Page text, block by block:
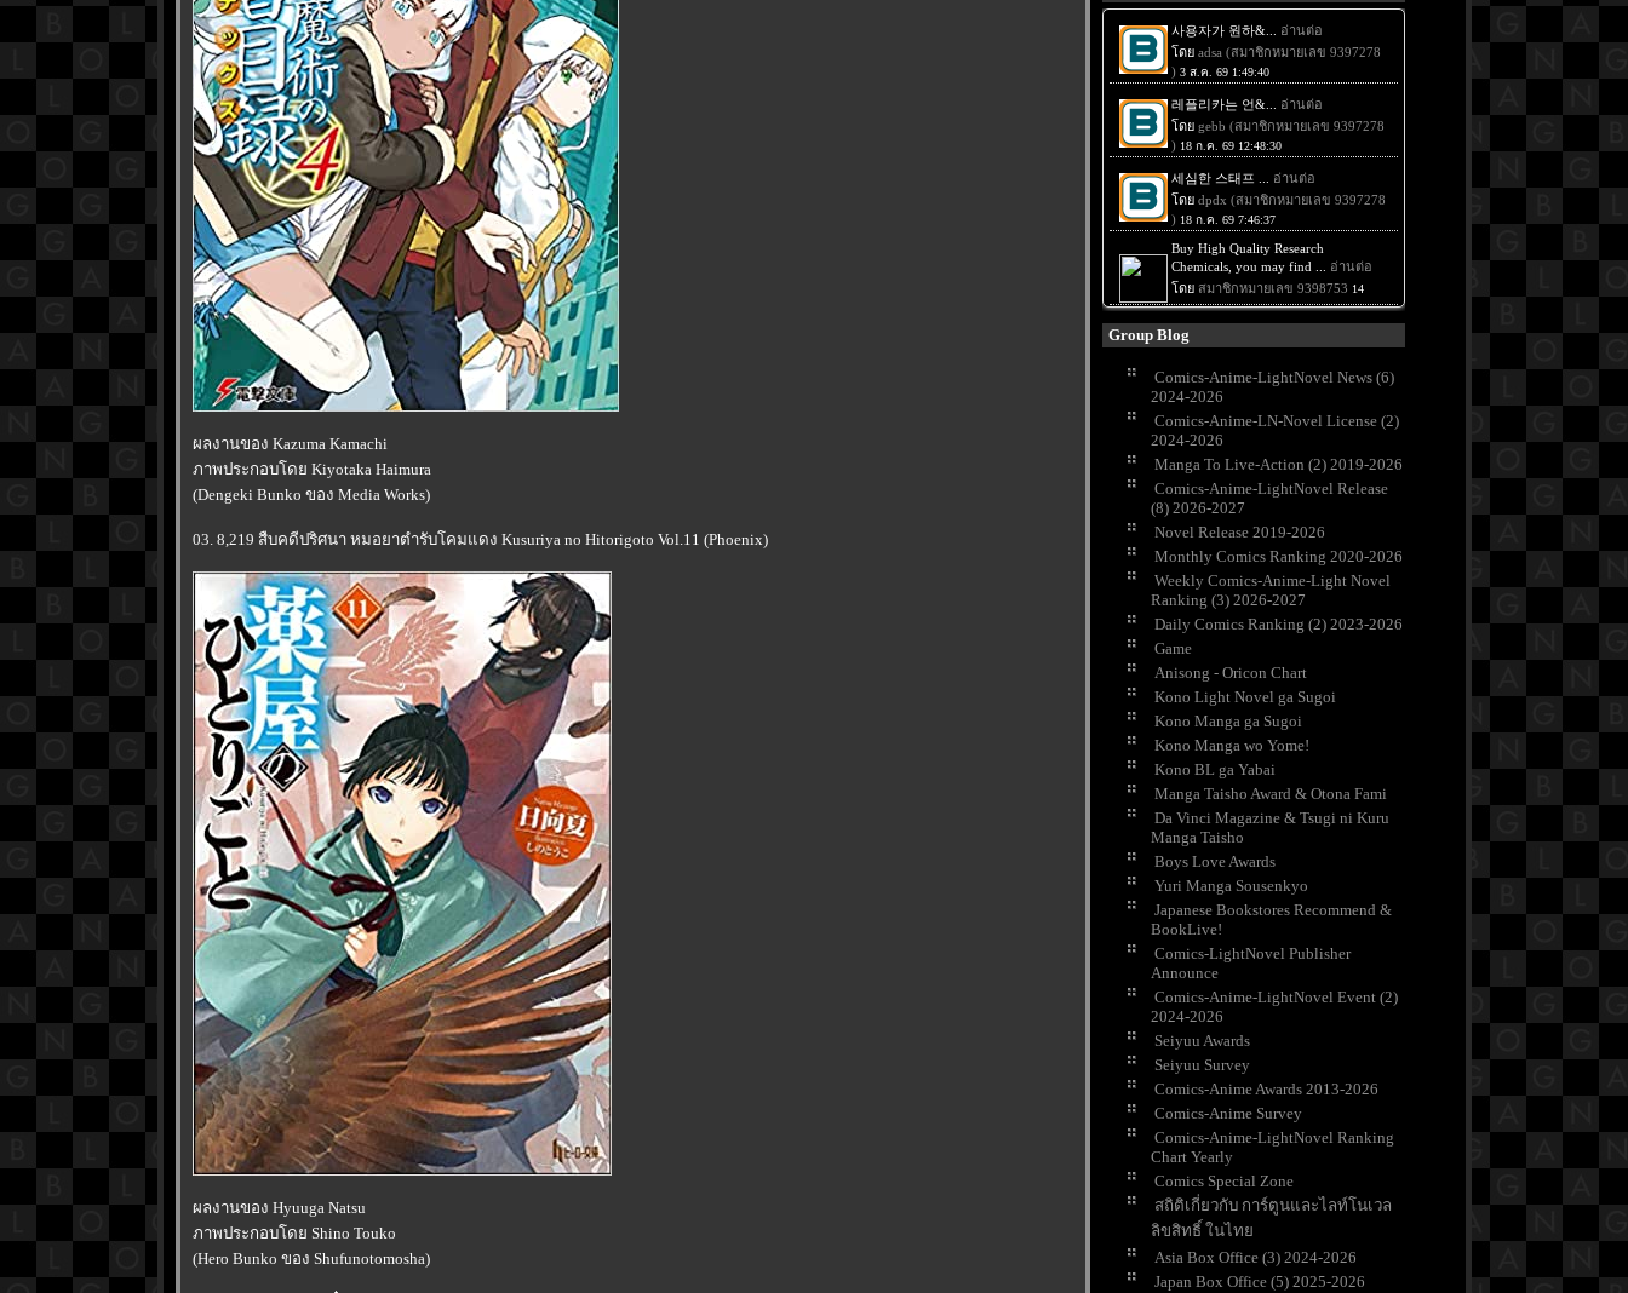
ผลงานของ Kazuma Kamachi
ภาพประกอบโดย Kiyotaka Haimura
(Dengeki Bunko ของ Media Works)
03. 8,219 สืบคดีปริศนา หมอยาตำรับโคมแดง Kusuriya no Hitorigoto Vol.11 (Phoenix)
ผลงานของ Hyuuga Natsu
ภาพประกอบโดย Shino Touko
(Hero Bunko ของ Shufunotomosha)
Group Blog
Comics-Anime-LightNovel News (6)
2024-2026
Comics-Anime-LN-Novel License (2)
2024-2026
Manga To Live-Action (2) 2019-2026
Comics-Anime-LightNovel Release
(8) 2026-2027
Novel Release 2019-2026
Monthly Comics Ranking 2020-2026
Weekly Comics-Anime-Light Novel
Ranking (3) 2026-2027
Daily Comics Ranking (2) 2023-2026
Game
Anisong - Oricon Chart
Kono Light Novel ga Sugoi
Kono Manga ga Sugoi
Kono Manga wo Yome!
Kono BL ga Yabai
Manga Taisho Award & Otona Fami
Da Vinci Magazine & Tsugi ni Kuru
Manga Taisho
Boys Love Awards
Yuri Manga Sousenkyo
Japanese Bookstores Recommend &
BookLive!
Comics-LightNovel Publisher
Announce
Comics-Anime-LightNovel Event (2)
2024-2026
Seiyuu Awards
Seiyuu Survey
Comics-Anime Awards 2013-2026
Comics-Anime Survey
Comics-Anime-LightNovel Ranking
Chart Yearly
Comics Special Zone
สถิติเกี่ยวกับ การ์ตูนและไลท์โนเวล
ลิขสิทธิ์ ในไท
Asia Box Office (3) 2024-2026
Japan Box Office (5) 2025-2026